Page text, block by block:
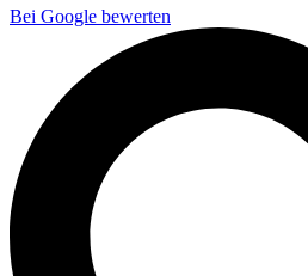
Bei Google bewerten